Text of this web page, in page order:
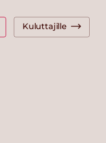
Kuluttajille